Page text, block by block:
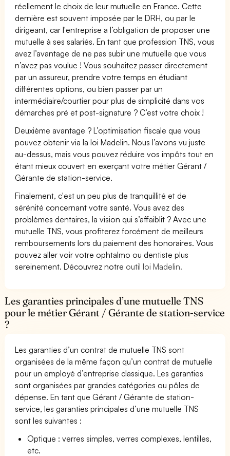
réellement le choix de leur mutuelle en France. Cette
dernière est souvent imposée par le DRH, ou par le
dirigeant, car l'entreprise a l’obligation de proposer une
mutuelle à ses salariés. En tant que profession TNS, vous
avez l’avantage de ne pas subir une mutuelle que vous
n’avez pas voulue ! Vous souhaitez passer directement
par un assureur, prendre votre temps en étudiant
différentes options, ou bien passer par un
intermédiaire/courtier pour plus de simplicité dans vos
démarches pré et post-signature ? C’est votre choix !
Deuxième avantage ? L’optimisation fiscale que vous
pouvez obtenir via la loi Madelin. Nous l’avons vu juste
au-dessus, mais vous pouvez réduire vos impôts tout en
étant mieux couvert en exerçant votre métier Gérant /
Gérante de station-service.
Finalement, c'est un peu plus de tranquillité et de
sérénité concernant votre santé. Vous avez des
problèmes dentaires, la vision qui s’affaiblit ? Avec une
mutuelle TNS, vous profiterez forcément de meilleurs
remboursements lors du paiement des honoraires. Vous
pouvez aller voir votre ophtalmo ou dentiste plus
sereinement. Découvrez notre outil loi Madelin.
Les garanties principales d’une mutuelle TNS
pour le métier Gérant / Gérante de station-service
?
Les garanties d’un contrat de mutuelle TNS sont
organisées de la même façon qu’un contrat de mutuelle
pour un employé d’entreprise classique. Les garanties
sont organisées par grandes catégories ou pôles de
dépense. En tant que Gérant / Gérante de station-
service, les garanties principales d’une mutuelle TNS
sont les suivantes :
Optique : verres simples, verres complexes, lentilles,
etc.